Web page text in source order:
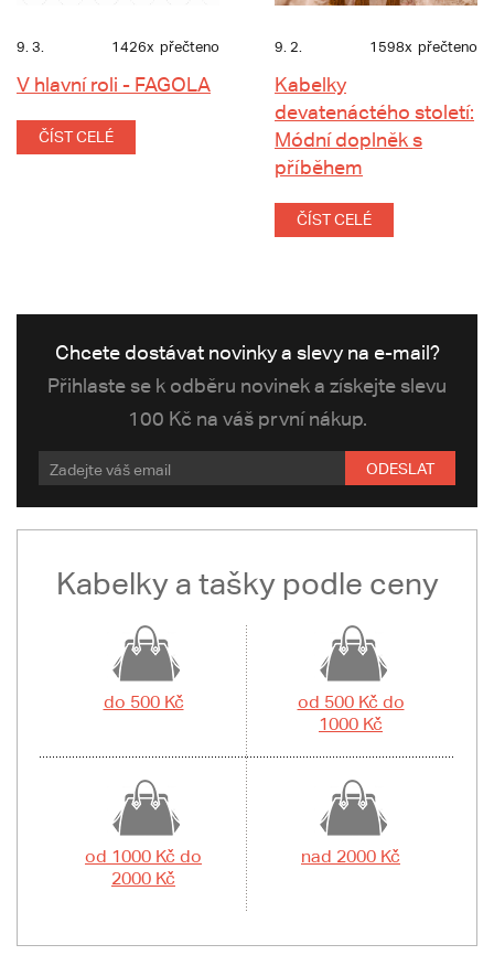
9. 3. 1426x přečteno
V hlavní roli - FAGOLA
ČÍST CELÉ
9. 2. 1598x přečteno
Kabelky
devatenáctého století:
Módní doplněk s
příběhem
ČÍST CELÉ
Chcete dostávat novinky a slevy na e-mail?
Přihlaste se k odběru novinek a získejte slevu
100 Kč na váš první nákup.
ODESLAT
Kabelky a tašky podle ceny
do 500 Kč
od 500 Kč do
1000 Kč
od 1000 Kč do
2000 Kč
nad 2000 Kč